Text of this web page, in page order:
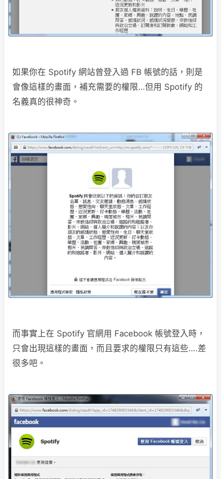
如果你在 Spotify 網站曾登入過 FB 帳號的話，則是
會像這樣的畫面，補充需要的權限…但用 Spotify 的
名義真的很神奇。
而事實上在 Spotify 官網用 Facebook 帳號登入時，
只會出現這樣的畫面，而且要求的權限只有這些….差
很多吧。